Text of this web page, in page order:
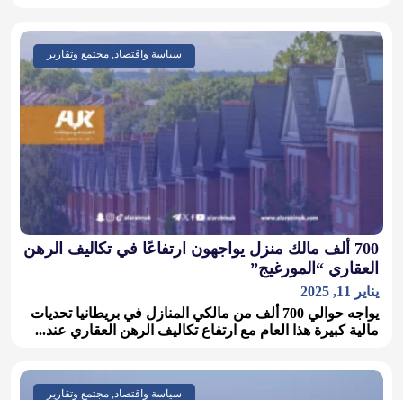
سياسة واقتصاد, مجتمع وتقارير
700 ألف مالك منزل يواجهون ارتفاعًا في تكاليف الرهن
العقاري “المورغيج”
يناير 11, 2025
يواجه حوالي 700 ألف من مالكي المنازل في بريطانيا تحديات
مالية كبيرة هذا العام مع ارتفاع تكاليف الرهن العقاري عند...
سياسة واقتصاد, مجتمع وتقارير